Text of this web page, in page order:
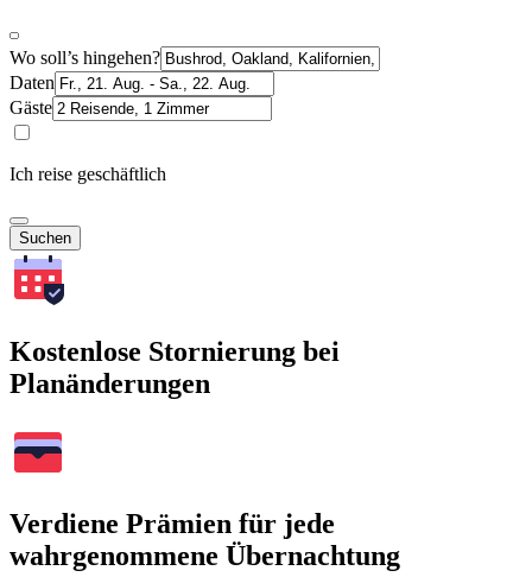
Wo soll’s hingehen?
Daten
Gäste
Ich reise geschäftlich
Suchen
Kostenlose Stornierung bei
Planänderungen
Verdiene Prämien für jede
wahrgenommene Übernachtung